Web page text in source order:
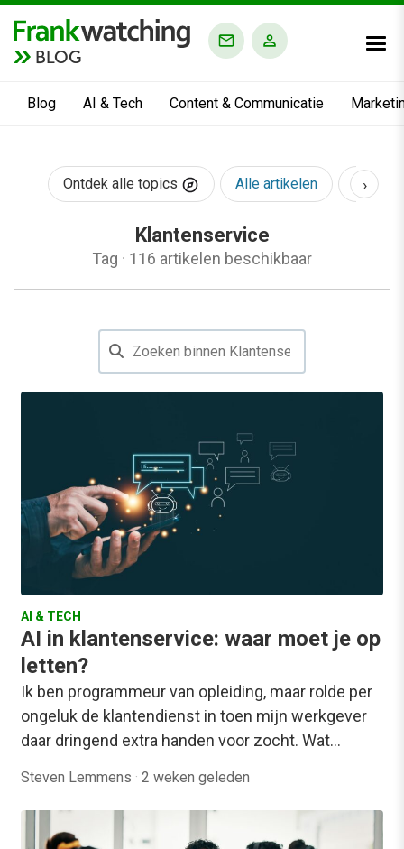
BLOG
Blog AI & Tech Content & Communicatie
Ontdek alle topics Alle artikelen AI &
›
Klantenservice
Tag · 116 artikelen beschikbaar
AI & TECH
AI in klantenservice: waar moet je op
letten?
Ik ben programmeur van opleiding, maar rolde per
ongeluk de klantendienst in toen mijn werkgever
daar dringend extra handen voor zocht. Wat…
Steven Lemmens · 2 weken geleden